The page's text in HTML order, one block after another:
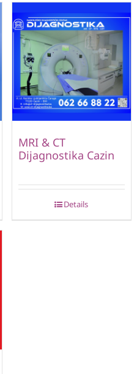
MRI & CT
Dijagnostika Cazin
Details